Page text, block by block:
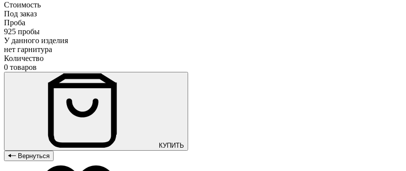
Стоимость
Под заказ
Проба
925 пробы
У данного изделия
нет гарнитура
Количество
0 товаров
КУПИТЬ
Вернуться